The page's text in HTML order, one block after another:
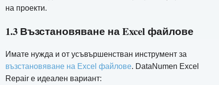
на проекти.
1.3 Възстановяване на Excel файлове
Имате нужда и от усъвършенстван инструмент за
възстановяване на Excel файлове. DataNumen Excel
Repair е идеален вариант: